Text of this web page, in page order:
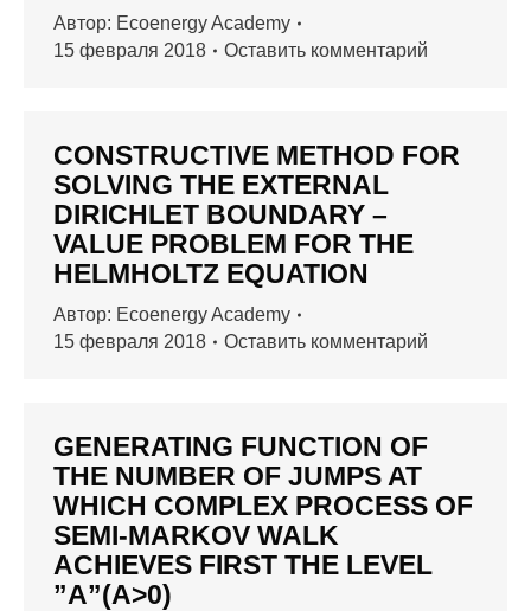
Автор: Ecoenergy Academy
15 февраля 2018
Оставить комментарий
CONSTRUCTIVE METHOD FOR
SOLVING THE EXTERNAL
DIRICHLET BOUNDARY –
VALUE PROBLEM FOR THE
HELMHOLTZ EQUATION
Автор: Ecoenergy Academy
15 февраля 2018
Оставить комментарий
GENERATING FUNCTION OF
THE NUMBER OF JUMPS AT
WHICH COMPLEX PROCESS OF
SEMI-MARKOV WALK
ACHIEVES FIRST THE LEVEL
”A”(A>0)